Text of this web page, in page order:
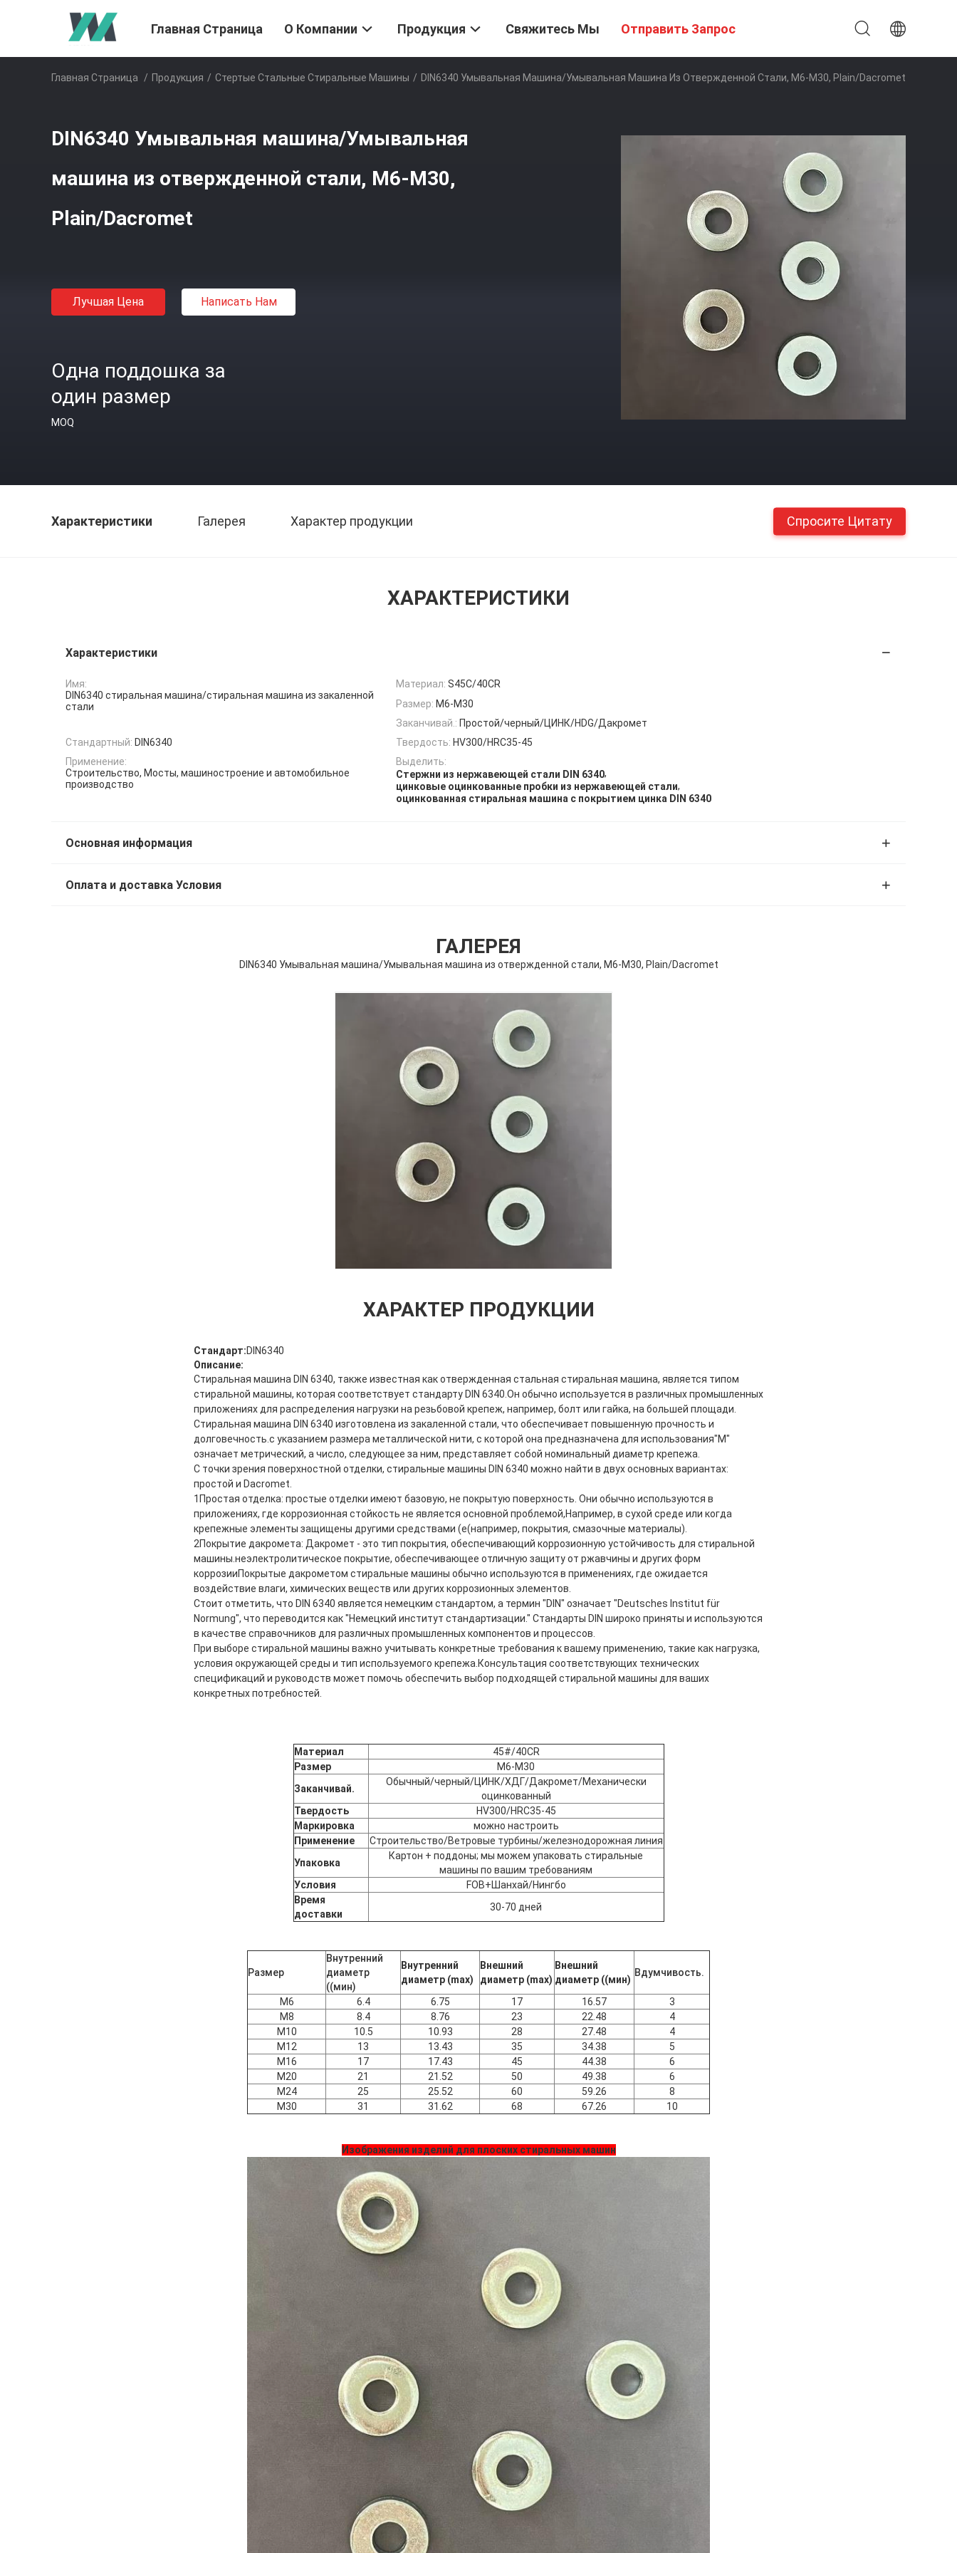
Главная Страница О Компании Продукция Свяжитесь Мы Отправить Запрос
Главная Страница / Продукция / Стертые Стальные Стиральные Машины / DIN6340 Умывальная Машина/Умывальная Машина Из Отвержденной Стали, M6-M30, Plain/Dacromet
DIN6340 Умывальная машина/Умывальная
машина из отвержденной стали, M6-M30,
Plain/Dacromet
Лучшая Цена Написать Нам
Одна поддошка за
один размер
MOQ
Характеристики Галерея Характер продукции Спросите Цитату
ХАРАКТЕРИСТИКИ
Характеристики
Имя:
DIN6340 стиральная машина/стиральная машина из закаленной
стали
Материал: S45C/40CR
Размер: M6-M30
Заканчивай.: Простой/черный/ЦИНК/HDG/Дакромет
Стандартный: DIN6340 Твердость: HV300/HRC35-45
Применение:
Строительство, Мосты, машиностроение и автомобильное
производство
Выделить:
Стержни из нержавеющей стали DIN 6340,
цинковые оцинкованные пробки из нержавеющей стали,
оцинкованная стиральная машина с покрытием цинка DIN 6340
Основная информация
Оплата и доставка Условия
ГАЛЕРЕЯ
DIN6340 Умывальная машина/Умывальная машина из отвержденной стали, M6-M30, Plain/Dacromet
ХАРАКТЕР ПРОДУКЦИИ
Стандарт:DIN6340
Описание:
Стиральная машина DIN 6340, также известная как отвержденная стальная стиральная машина, является типом
стиральной машины, которая соответствует стандарту DIN 6340.Он обычно используется в различных промышленных
приложениях для распределения нагрузки на резьбовой крепеж, например, болт или гайка, на большей площади.
Стиральная машина DIN 6340 изготовлена из закаленной стали, что обеспечивает повышенную прочность и
долговечность.с указанием размера металлической нити, с которой она предназначена для использования"M"
означает метрический, а число, следующее за ним, представляет собой номинальный диаметр крепежа.
С точки зрения поверхностной отделки, стиральные машины DIN 6340 можно найти в двух основных вариантах:
простой и Dacromet.
1Простая отделка: простые отделки имеют базовую, не покрытую поверхность. Они обычно используются в
приложениях, где коррозионная стойкость не является основной проблемой,Например, в сухой среде или когда
крепежные элементы защищены другими средствами (e(например, покрытия, смазочные материалы).
2Покрытие дакромета: Дакромет - это тип покрытия, обеспечивающий коррозионную устойчивость для стиральной
машины.неэлектролитическое покрытие, обеспечивающее отличную защиту от ржавчины и других форм
коррозииПокрытые дакрометом стиральные машины обычно используются в применениях, где ожидается
воздействие влаги, химических веществ или других коррозионных элементов.
Стоит отметить, что DIN 6340 является немецким стандартом, а термин "DIN" означает "Deutsches Institut für
Normung", что переводится как "Немецкий институт стандартизации." Стандарты DIN широко приняты и используются
в качестве справочников для различных промышленных компонентов и процессов.
При выборе стиральной машины важно учитывать конкретные требования к вашему применению, такие как нагрузка,
условия окружающей среды и тип используемого крепежа.Консультация соответствующих технических
спецификаций и руководств может помочь обеспечить выбор подходящей стиральной машины для ваших
конкретных потребностей.
Материал
45#/40CR
Размер
M6-M30
Заканчивай.
Обычный/черный/ЦИНК/ХДГ/Дакромет/Механически
оцинкованный
Твердость
HV300/HRC35-45
Маркировка
можно настроить
Применение
Строительство/Ветровые турбины/железнодорожная линия
Упаковка
Картон + поддоны; мы можем упаковать стиральные
машины по вашим требованиям
Условия
FOB+Шанхай/Нингбо
Время
доставки
30-70 дней
Размер
Внутренний
диаметр
((мин)
Внутренний
диаметр (max)
Внешний
диаметр (max)
Внешний
диаметр ((мин)
Вдумчивость.
M6 6.4 6.75 17 16.57
3
М8
8.4 8.76 23 22.48
4
M10
10.5 10.93 28 27.48
4
M12
13 13.43 35 34.38
5
М16
17 17.43 45 44.38
6
M20
21 21.52 50 49.38
6
M24
25 25.52 60 59.26
8
M30
31 31.62 68 67.26 10
Изображения изделий для плоских стиральных машин